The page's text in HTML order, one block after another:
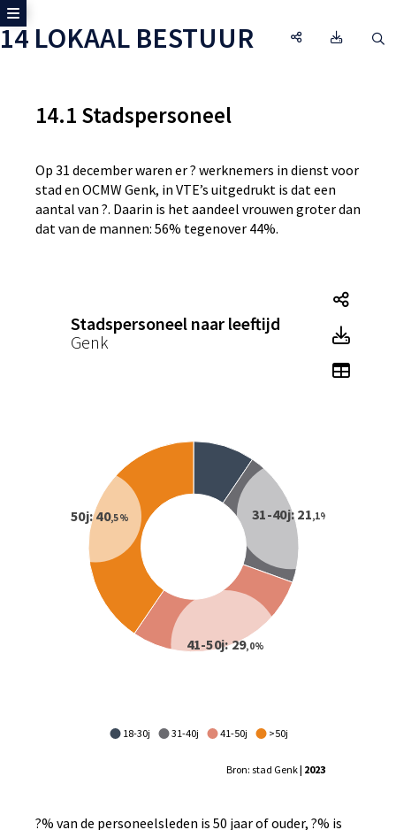
14 LOKAAL BESTUUR 14 LOKAAL
Toon zijmenu
14.1 Stadspersoneel
Op 31 december waren er ? werknemers in dienst voor
stad en OCMW Genk, in VTE’s uitgedrukt is dat een
aantal van ?. Daarin is het aandeel vrouwen groter dan
dat van de mannen: 56% tegenover 44%.
Stadspersoneel naar leeftijd
Genk
18-30j 31-40j 41-50j >50j
Bron: stad Genk| 2023
Toon
?% van de personeelsleden is 50 jaar of ouder, ?% is